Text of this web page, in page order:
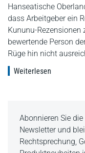
Hanseatische
dass Arbeitgeber ein
Kununu-
bewertende Person
Rüge hin nicht
Weiterlesen
Abonnieren Sie
Newsletter und
Rechtsprechung,